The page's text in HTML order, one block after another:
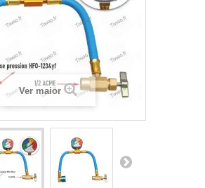
Ver maior